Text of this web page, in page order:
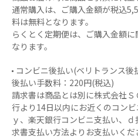
通常購入は、ご購入金額が税込
料は無料となります。
らくとく定期便は、ご購入金額
なります。
コンビニ後払い(ベリトランス後
後払い手数料：220円(税込)
請求書は商品とは別に株式会社
行より14日以内にお近くのコン
ｙ、楽天銀行コンビニ支払い、
求書支払い方法よりお支払いくだ